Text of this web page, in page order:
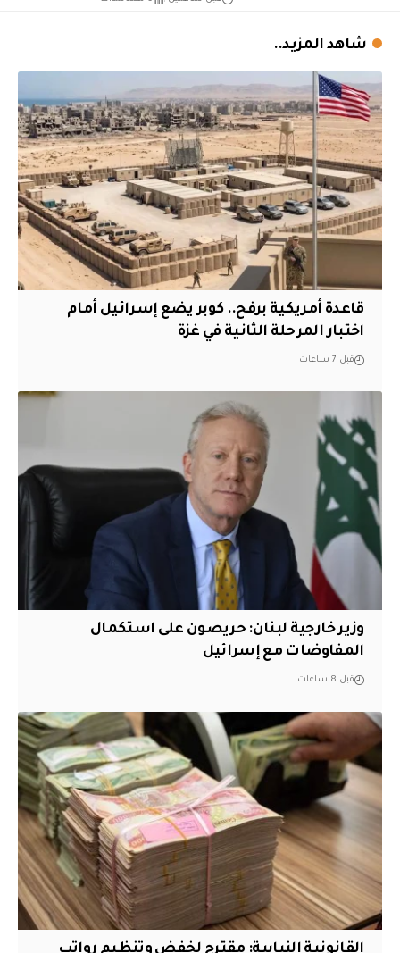
شاهد المزيد..
قاعدة أمريكية برفح.. كوبر يضع إسرائيل أمام
اختبار المرحلة الثانية في غزة
قبل 7 ساعات
وزير خارجية لبنان: حريصون على استكمال
المفاوضات مع إسرائيل
قبل 8 ساعات